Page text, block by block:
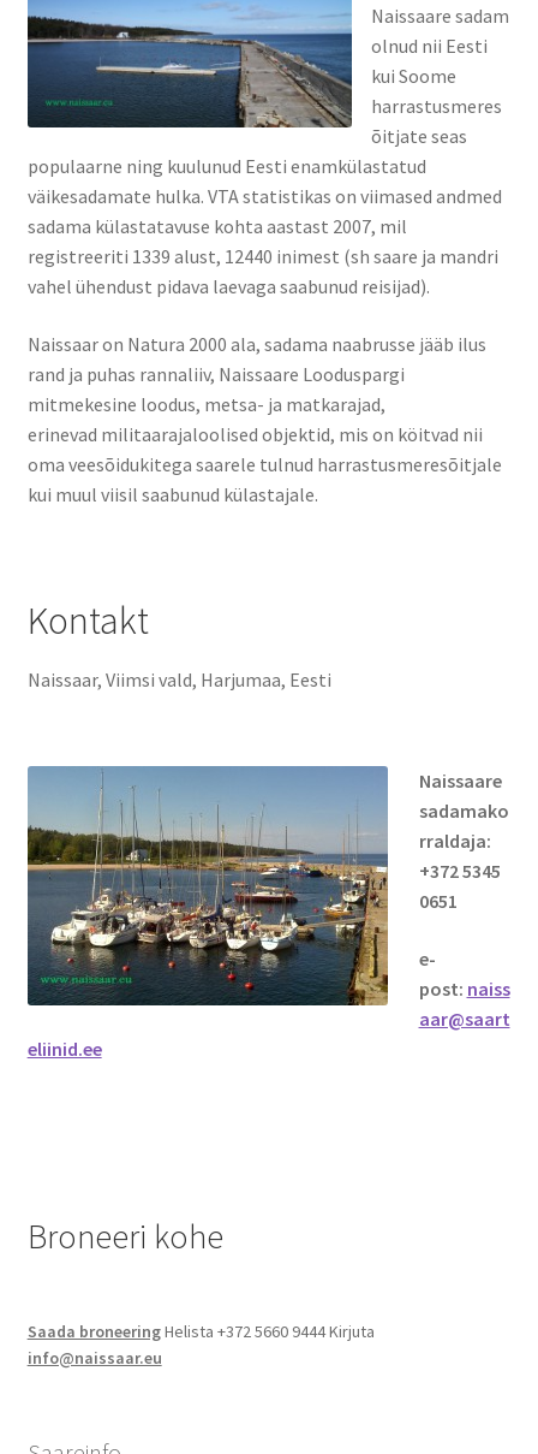
Glämping
Vagunelamu
Metsamaja
Kämping
Naissaare sadama ajalugu
Navigatsiooni info
Sadama galerii
Saun kaminaruumiga
Saunamaja
Tegevused
Dresiinisõidud
Ekskursioonid
Jalgsimatk
Catering
Naissaare sadam
olnud nii Eesti
kui Soome
harrastusmeres
õitjate seas
populaarne ning kuulunud Eesti enamkülastatud
väikesadamate hulka. VTA statistikas on viimased andmed
sadama külastatavuse kohta aastast 2007, mil
registreeriti 1339 alust, 12440 inimest (sh saare ja mandri
vahel ühendust pidava laevaga saabunud reisijad).
Naissaar on Natura 2000 ala, sadama naabrusse jääb ilus
rand ja puhas rannaliiv, Naissaare Looduspargi
mitmekesine loodus, metsa- ja matkarajad,
erinevad militaarajaloolised objektid, mis on köitvad nii
oma veesõidukitega saarele tulnud harrastusmeresõitjale
kui muul viisil saabunud külastajale.
Kontakt
Naissaar, Viimsi vald, Harjumaa, Eesti
Naissaare
sadamako
rraldaja:
+372 5345
0651
e-
post: naiss
aar@saart
eliinid.ee
Broneeri kohe
Saada broneeringHelista +372 5660 9444 Kirjuta
info@naissaar.eu